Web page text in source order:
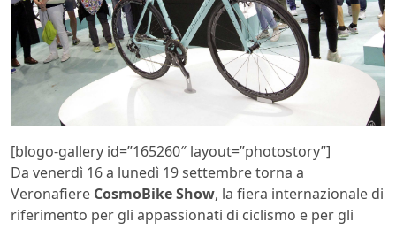
[blogo-gallery id=”165260″ layout=”photostory”]
Da venerdì 16 a lunedì 19 settembre torna a
Veronafiere CosmoBike Show, la fiera internazionale di
riferimento per gli appassionati di ciclismo e per gli